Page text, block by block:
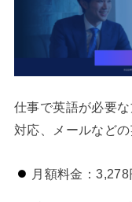
仕事で英語が必要
対応、メールなど
月額料金：3,278